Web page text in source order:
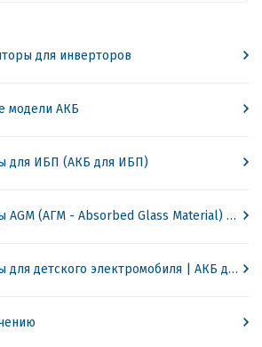
для инверторов
модели АКБ
для ИБП (АКБ для ИБП)
Аккумуляторы AGM (АГМ - Absorbed Glass Material) для ИБП
Аккумуляторы для детского электромобиля | АКБ для детской машинки